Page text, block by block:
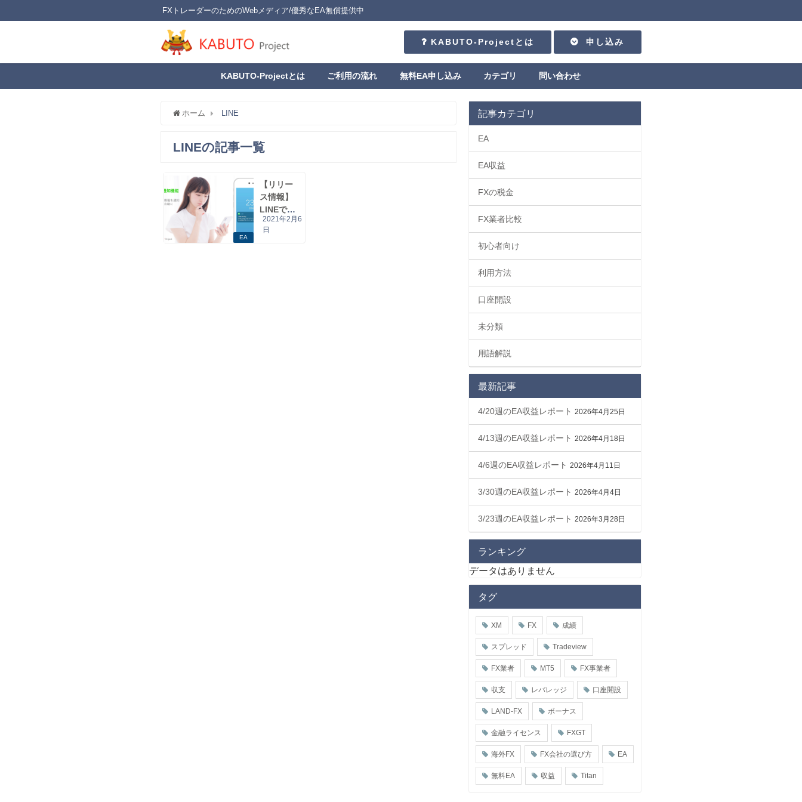
FXトレーダーのためのWebメディア/優秀なEA無償提供中
KABUTO-Projectとは 申し込み
KABUTO-Projectとは ご利用の流れ 無料EA申し込み カテゴリ 問い合わせ
ホーム LINE
LINEの記事一覧
EA
【リリー
ス情報】
LINEでEA
の注文・
決済情報
2021年2月6
日
記事カテゴリ
EA
EA収益
FXの税金
FX業者比較
初心者向け
利用方法
口座開設
未分類
用語解説
最新記事
4/20週のEA収益レポート 2026年4月25日
4/13週のEA収益レポート 2026年4月18日
4/6週のEA収益レポート 2026年4月11日
3/30週のEA収益レポート 2026年4月4日
3/23週のEA収益レポート 2026年3月28日
ランキング
データはありません
タグ
XM FX 成績
スプレッド Tradeview
FX業者 MT5 FX事業者
収支 レバレッジ 口座開設
LAND-FX ボーナス
金融ライセンス FXGT
海外FX FX会社の選び方 EA
無料EA 収益 Titan